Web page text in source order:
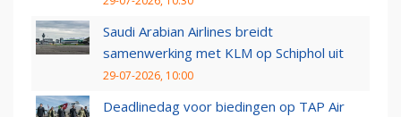
Saudi Arabian Airlines breidt
samenwerking met KLM op Schiphol uit
29-07-2026, 10:00
Deadlinedag voor biedingen op TAP Air